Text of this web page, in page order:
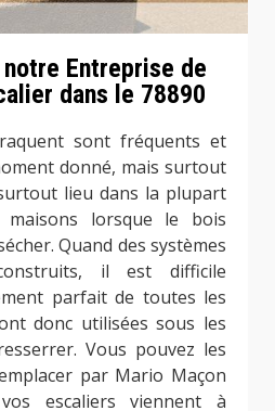
Entreprise de
dans le 78890
sont fréquents et
donné, mais surtout
lieu dans la plupart
lorsque le bois
Quand des systèmes
il est difficile
parfait de toutes les
donc utilisées sous les
Vous pouvez les
par Mario Maçon
escaliers viennent à